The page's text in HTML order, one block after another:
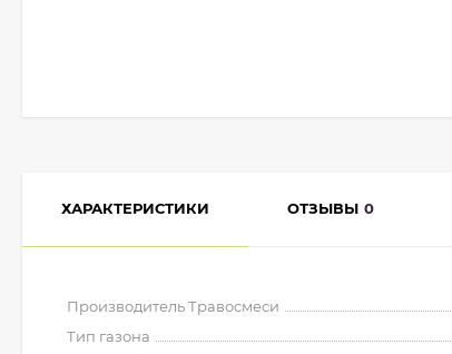
ХАРАКТЕРИСТИКИ ОТЗЫВЫ 0
Производитель Травосмеси
Тип газона